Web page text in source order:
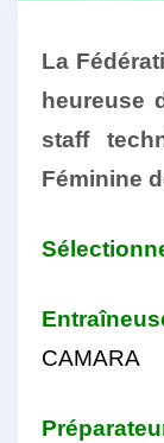
La
heureuse
staff
Féminine
CAMARA